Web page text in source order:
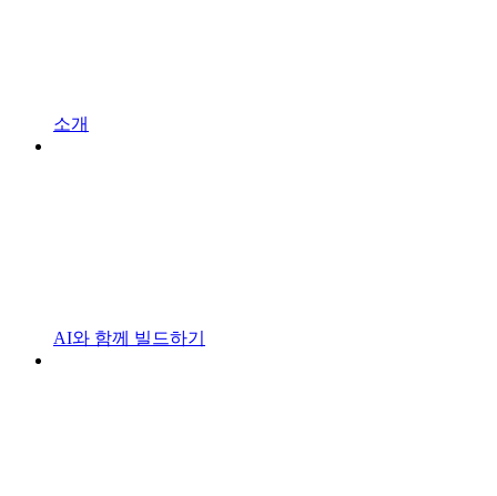
소개
AI와 함께 빌드하기